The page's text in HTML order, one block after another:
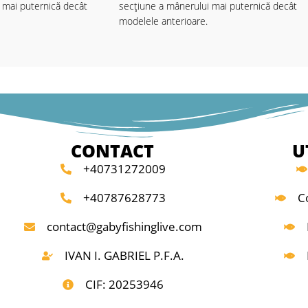
puternică decât
conving la prima
un mâner EV A
Screw-Down
interval de preț.
nță locul dorit. Blank-
de carbon IM6
feeder Bull Fighter
aruncări lungi și
quiver inter-
perfectă a
secțiune a mânerului mai puternică decât
modelele anterioare.
ul rigid și echipamentele conving la prima
Inelele cu Oxid de Titan, un mâner EV A
splitat și o mandrină funcțională Screw-
sunt totul normal în acest interval de preț.
Livrate cu hu să de pânză.
să găsească cu ușuri nță locul dorit. Blank-
echipează lansete le de feeder Bull Fighter
precise.
Datorită celor 2 vârfuri quiver inter-
CONTACT
+40731272009
+40787628773
contact@gabyfishinglive.com
IVAN I. GABRIEL P.F.A.
CIF: 20253946